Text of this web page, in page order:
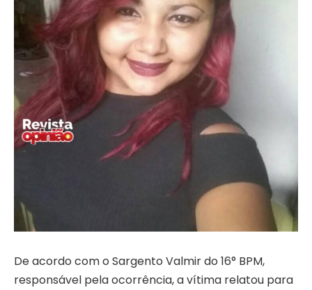
De acordo com o Sargento Valmir do 16° BPM,
responsável pela ocorrência, a vítima relatou para